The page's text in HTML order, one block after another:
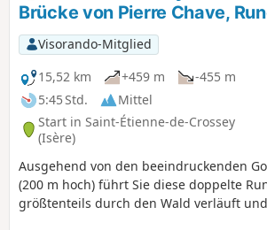
Brücke von Pierre Chave,
Visorando-Mitglied
15,52 km
+459 m
-455 m
5:45 Std.
Mittel
Start in Saint-Étienne-de-Crossey
(Isère)
Ausgehend von den beeindruckenden
(200 m hoch) führt Sie diese doppelte
größtenteils durch den Wald verläuft und